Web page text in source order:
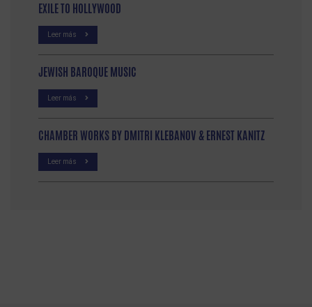
EXILE TO HOLLYWOOD
Leer más
JEWISH BAROQUE MUSIC
Leer más
CHAMBER WORKS BY DMITRI KLEBANOV & ERNEST KANITZ
Leer más